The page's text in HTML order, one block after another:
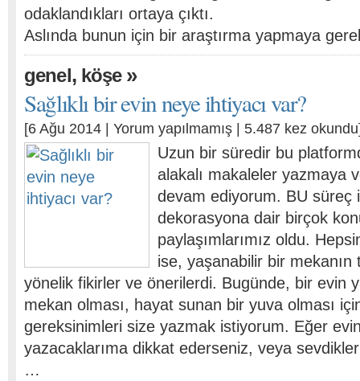
odaklandıkları ortaya çıktı.
Aslında bunun için bir araştırma yapmaya
genel, köşe»
Sağlıklı bir evin neye ihtiyacı var?
[6 Ağu 2014 | Yorum yapılmamış | 5.487 kez
Uzun bir süredir bu
alakalı makaleler yazmaya
devam ediyorum. BU süreç
dekorasyona dair birçok
paylaşımlarımız oldu.
ise, yaşanabilir bir mekanın
yönelik fikirler ve önerilerdi. Bugünde, bir evin
mekan olması, hayat sunan bir yuva olması
gereksinimleri size yazmak istiyorum. Eğer
yazacaklarıma dikkat ederseniz, veya
…